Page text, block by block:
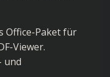
Office-Paket für
Viewer.
und